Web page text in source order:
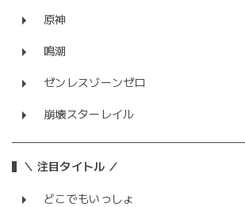
原神
鳴潮
ゼンレスゾーンゼロ
崩壊スターレイル
＼ 注目タイトル ／
どこでもいっしょ